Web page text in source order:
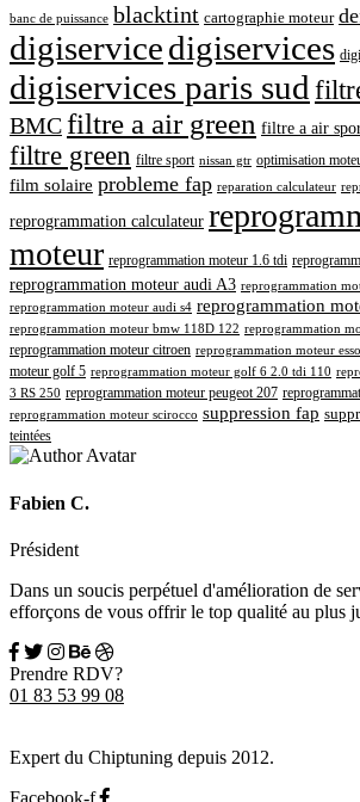
banc de puissance blacktint cartographie moteur
digiservicedigiservices
digiservices paris sud
BMCfiltre a air green filtre a air
filtre green filtre sport nissan gtr optimisation
film solaire probleme fap reparation calculateur
reprogrammation calculateur
moteur reprogrammation moteur 1.6 tdi
reprogrammation moteur audi A3 reprogrammation
reprogrammation moteur audi s4 reprogrammation
reprogrammation moteur bmw 118D 122 reprogrammation
reprogrammation moteur citroen reprogrammation moteur
moteur golf 5 reprogrammation moteur golf 6 2.0 tdi 110
3 RS 250 reprogrammation moteur peugeot 207
reprogrammation moteur scirocco suppression fap
teintées
Fabien C.
Président
Dans un soucis perpétuel d'amélioration de
efforçons de vous offrir le top qualité au plus
Prendre RDV?
01 83 53 99 08
Expert du Chiptuning depuis 2012.
Facebook-f